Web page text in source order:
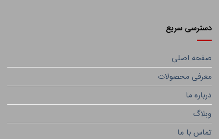
دسترسی سریع
صفحه اصلی
معرفی محصولات
درباره ما
وبلاگ
تماس با ما